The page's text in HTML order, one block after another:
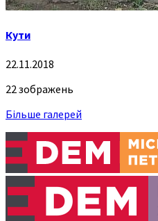
Кути
22.11.2018
22 зображень
Більше галерей